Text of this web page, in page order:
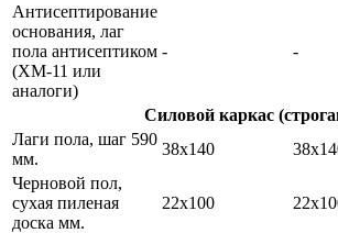
Антисептирование
основания, лаг
пола антисептиком
(ХМ-11 или
аналоги)
- -
Силовой каркас
Лаги пола, шаг 590
мм.
38х140
Черновой пол,
сухая пиленая
доска мм.
22х100